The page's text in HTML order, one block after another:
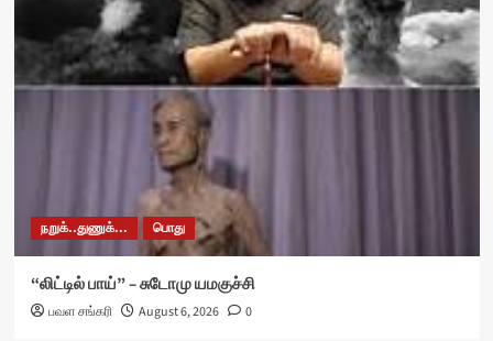
நறுக்..துணுக்... பொது
“லிட்டில் பாய்” – சுடோமு யமகுச்சி
பவள சங்கரி August 6, 2026 0